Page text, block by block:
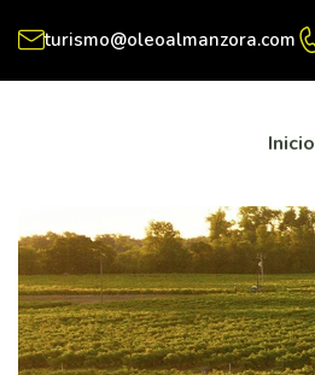
turismo@oleoalmanzora.com
Inicio